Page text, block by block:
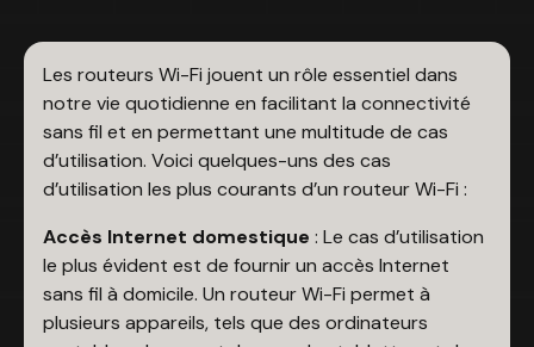
Les routeurs Wi-Fi jouent un rôle essentiel dans
notre vie quotidienne en facilitant la connectivité
sans fil et en permettant une multitude de cas
d’utilisation. Voici quelques-uns des cas
d’utilisation les plus courants d’un routeur Wi-Fi :
Accès Internet domestique : Le cas d’utilisation
le plus évident est de fournir un accès Internet
sans fil à domicile. Un routeur Wi-Fi permet à
plusieurs appareils, tels que des ordinateurs